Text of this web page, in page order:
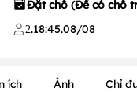
Đặt chỗ (Để có chỗ
2.18:45.08/08
ích Ảnh Chỉ